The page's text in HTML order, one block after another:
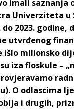
imali saznanja
Univerziteta u
do 2023. godine,
utvrđenog
išlo milionsko
iza floskule –
O odlascima
i drugih,